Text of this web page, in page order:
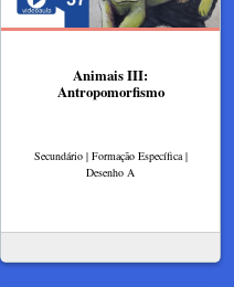
Animais III:
Antropomorfismo
Secundário | Formação Específica |
Desenho A